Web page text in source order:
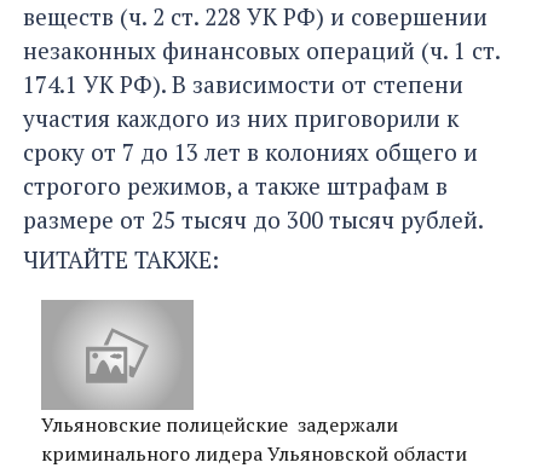
веществ (ч. 2 ст. 228 УК РФ) и совершении
незаконных финансовых операций (ч. 1 ст.
174.1 УК РФ). В зависимости от степени
участия каждого из них приговорили к
сроку от 7 до 13 лет в колониях общего и
строгого режимов, а также штрафам в
размере от 25 тысяч до 300 тысяч рублей.
ЧИТАЙТЕ ТАКЖЕ:
Ульяновские полицейские задержали
криминального лидера Ульяновской области